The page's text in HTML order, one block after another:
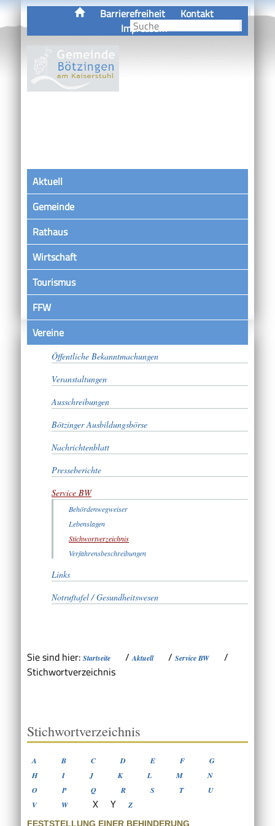
Barrierefreiheit
Kontakt
Impressum
Aktuell
Gemeinde
Rathaus
Wirtschaft
Tourismus
FFW
VereineSatzungen
Öffentliche Bekanntmachungen
Veranstaltungen
Ausschreibungen
Bötzinger Ausbildungsbörse
Nachrichtenblatt
Presseberichte
Service BW
Behördenwegweiser
Lebenslagen
Stichwortverzeichnis
Verfahrensbeschreibungen
Links
Notruftafel / Gesundheitswesen
Sie sind hier: Startseite /Aktuell / Service BW
/
Stichwortverzeichnis
Stichwortverzeichnis
A B C D E F
G
H
I J K L M
N
O
P Q R S T
U
V
W X Y Z
FESTSTELLUNG EINER BEHINDERUNG